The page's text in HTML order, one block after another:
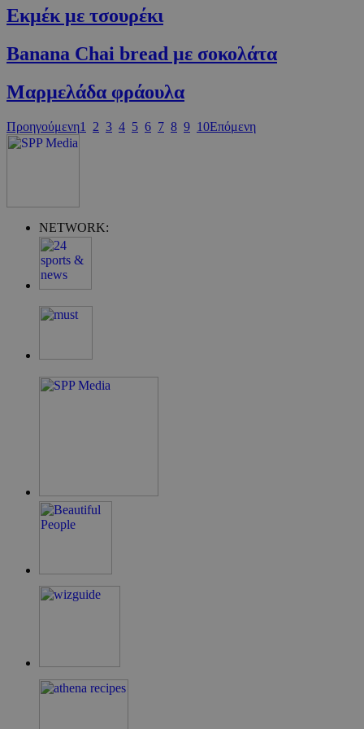
Εκμέκ με τσουρέκι
Banana Chai bread με σοκολάτα
Μαρµελάδα φράουλα
Προηγούμενη1 2 3 4 5 6 7 8 9 10Επόμενη
NETWORK:
takeOverCookie